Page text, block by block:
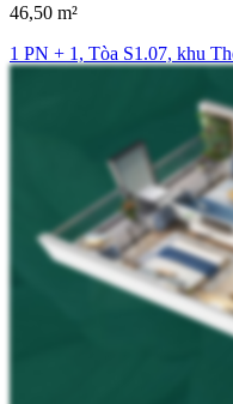
46,50 m²
1 PN + 1, Tòa S1.07, khu